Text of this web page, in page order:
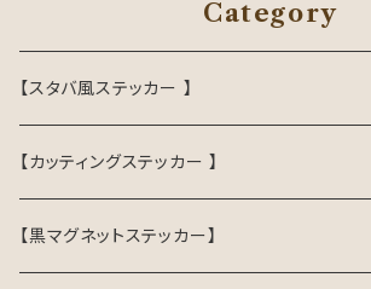
Category
【スタバ風ステッカー 】
【カッティングステッカー 】
【黒マグネットステッカー】